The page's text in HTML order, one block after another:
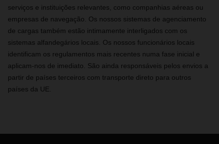
serviços e instituições relevantes, como companhias aéreas ou
empresas de navegação. Os nossos sistemas de agenciamento
de cargas também estão intimamente interligados com os
sistemas alfandegários locais. Os nossos funcionários locais
identificam os regulamentos mais recentes numa fase inicial e
aplicam-nos de imediato. São ainda responsáveis ​​pelos envios a
partir de países terceiros com transporte direto para outros
países da UE.